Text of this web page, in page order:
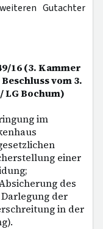
Gutachter
16 (3. Kammer
vom 3.
LG Bochum)
im
einer
des
der
in der